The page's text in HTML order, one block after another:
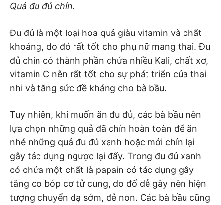
Quả đu đủ chín:
Đu đủ là một loại hoa quả giàu vitamin và chất
khoáng, do đó rất tốt cho phụ nữ mang thai. Đu
đủ chín có thành phần chứa nhiều Kali, chất xơ,
vitamin C nên rất tốt cho sự phát triển của thai
nhi và tăng sức đề kháng cho bà bầu.
Tuy nhiên, khi muốn ăn đu đủ, các bà bầu nên
lựa chọn những quả đã chín hoàn toàn để ăn
nhé những quả đu đủ xanh hoặc mới chín lại
gây tác dụng ngược lại đấy. Trong đu đủ xanh
có chứa một chất là papain có tác dụng gây
tăng co bóp cơ tử cung, do đố dễ gây nên hiện
tượng chuyển dạ sớm, đẻ non. Các bà bầu cũng